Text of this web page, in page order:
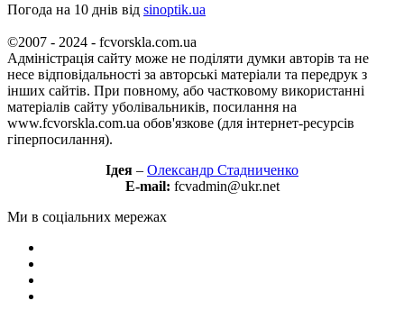
Погода на 10 днів від sinoptik.ua
©2007 - 2024 - fcvorskla.com.ua
Адміністрація сайту може не поділяти думки авторів та не
несе відповідальності за авторські матеріали та передрук з
інших сайтів. При повному, або частковому використанні
матеріалів сайту уболівальників, посилання на
www.fcvorskla.com.ua обов'язкове (для інтернет-ресурсів
гіперпосилання).
Ідея – Олександр Стадниченко
E-mail: fcvadmin@ukr.net
Ми в соціальних мережах